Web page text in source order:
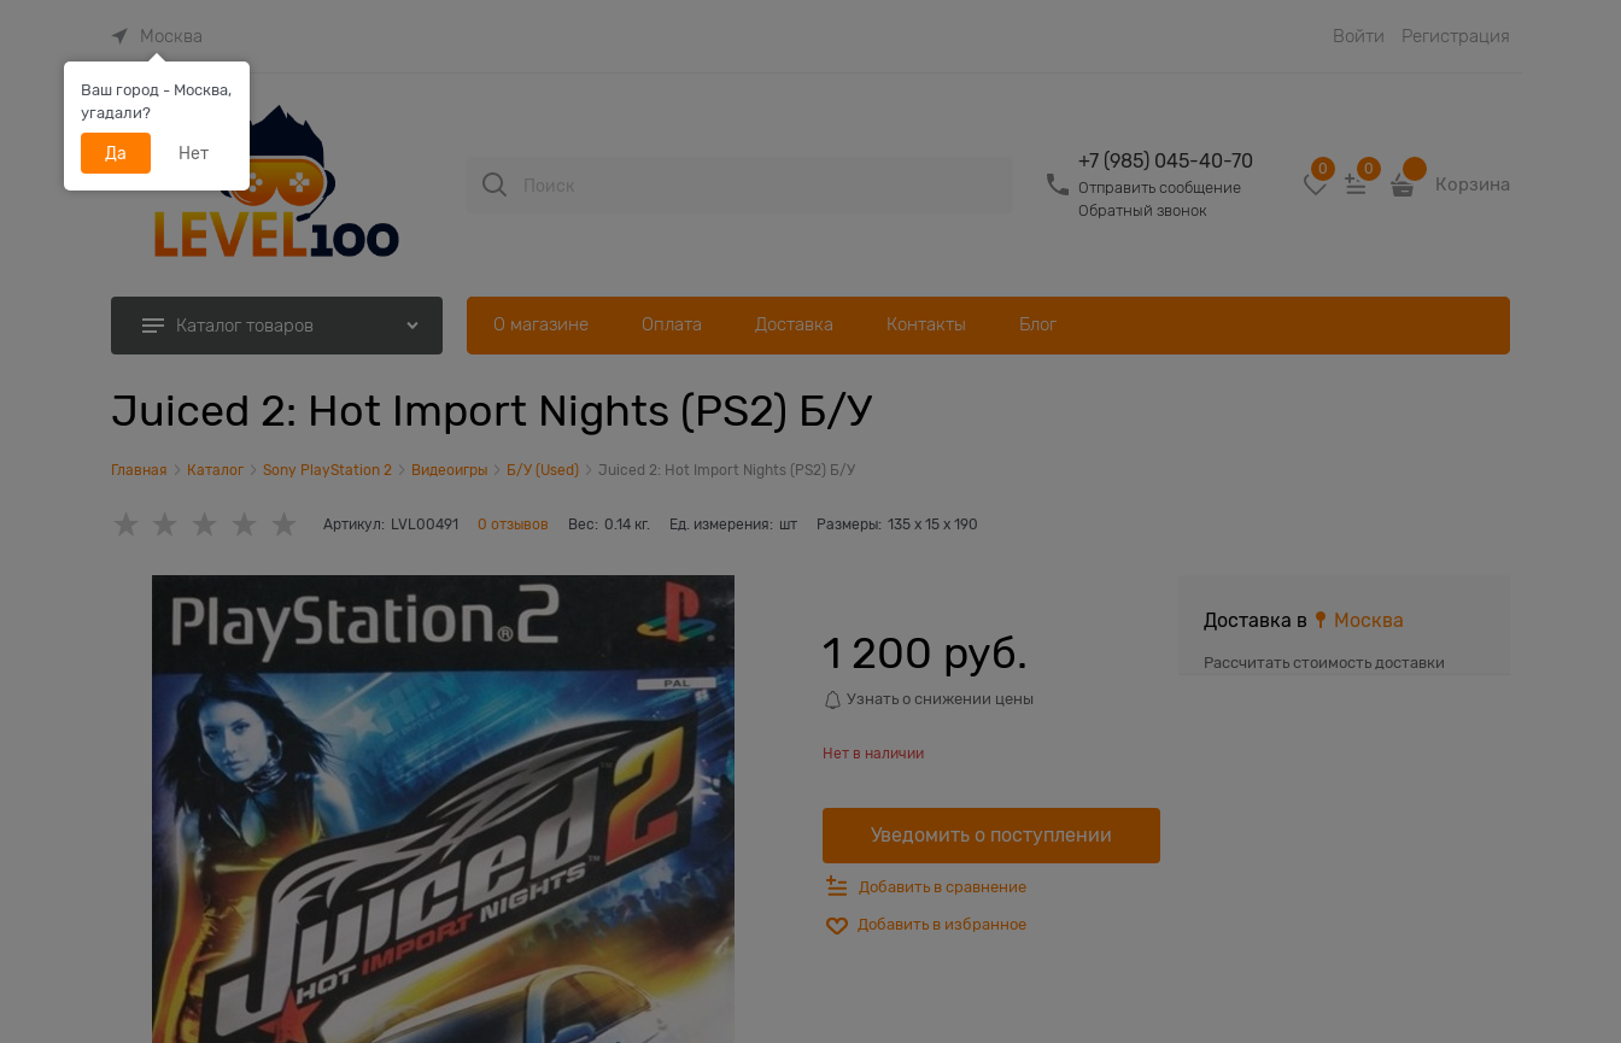
Москва Войти Регистрация
+7 (985) 045-40-70
Отправить сообщение
Обратный звонок
0 0
Корзина
Каталог товаров О магазине Оплата Доставка Контакты Блог
Juiced 2: Hot Import Nights (PS2) Б/У
Главная Каталог Sony PlayStation 2 Видеоигры Б/У (Used) Juiced 2: Hot Import Nights (PS2) Б/У
Артикул: LVL00491 0 отзывов Вес: 0.14кг. Ед. измерения: шт Размеры: 135x 15x 190
1 200 руб.
Узнать о снижении цены
Нет в наличии
Уведомить о поступлении
Добавить в сравнение
Добавить в избранное
Доставка в Москва
Рассчитать стоимость доставки
Ваш город - Москва,
угадали?
Да Нет